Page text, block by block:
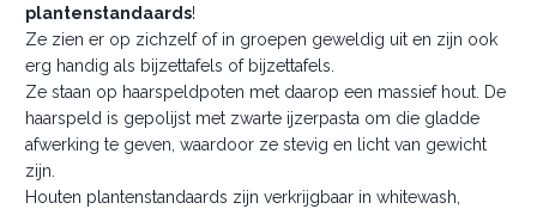
plantenstandaards!
Ze zien er op zichzelf of in groepen geweldig uit en zijn ook
erg handig als bijzettafels of bijzettafels.
Ze staan op haarspeldpoten met daarop een massief hout. De
haarspeld is gepolijst met zwarte ijzerpasta om die gladde
afwerking te geven, waardoor ze stevig en licht van gewicht
zijn.
Houten plantenstandaards zijn verkrijgbaar in whitewash,